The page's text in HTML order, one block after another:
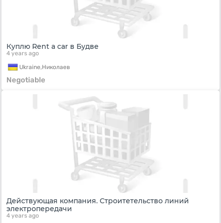
Куплю Rent a car в Будве
4 years ago
Ukraine,Николаев
Negotiable
Действующая компания. Строитетельство линий
электропередачи
4 years ago